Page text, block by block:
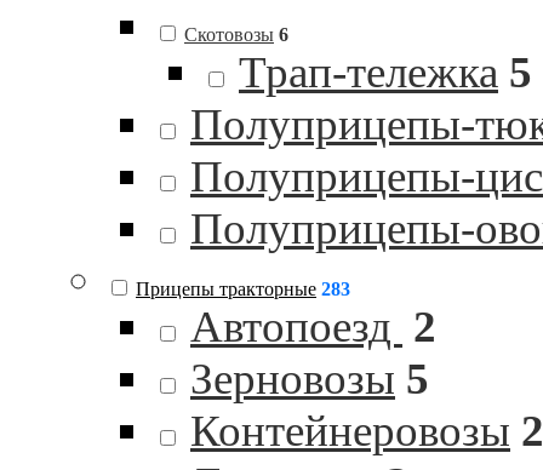
Скотовозы 6
Трап-тележка 5
Полуприцепы-
Полуприцепы-
Полуприцепы-
Прицепы тракторные 283
Автопоезд 2
Зерновозы 5
Контейнеровозы 2